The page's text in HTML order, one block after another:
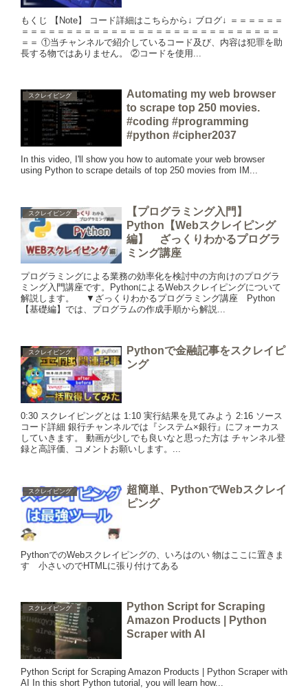
もくじ 【Note】 コード詳細はこちらから↓ ブログ↓ ＝＝＝＝＝＝
＝＝＝＝＝＝＝＝＝＝＝＝＝＝＝＝＝＝＝＝＝＝＝＝＝＝＝＝＝
＝＝ ①当チャンネルで紹介しているコード及び、内容は犯罪を助
長する物ではありません。 ②コードを使用...
スクレイピング
Automating my web browser
to scrape top 250 movies.
#coding #programming
#python #cipher2037
In this video, I'll show you how to automate your web browser
using Python to scrape details of top 250 movies from IM...
スクレイピング
【プログラミング入門】
Python【Webスクレイピング
編】 ざっくりわかるプログラ
ミング講座
プログラミングによる業務の効率化を検討中の方向けのプログラ
ミング入門講座です。PythonによるWebスクレイピングについて
解説します。 ▼ざっくりわかるプログラミング講座 Python
【基礎編】では、プログラムの作成手順から解説...
スクレイピング
Pythonで金融記事をスクレイピ
ング
0:30 スクレイピングとは 1:10 実行結果を見てみよう 2:16 ソース
コード詳細 銀行チャンネルでは『システム×銀行』にフォーカス
していきます。 動画が少しでも良いなと思った方は チャンネル登
録と高評価、コメントお願いします。...
スクレイピング
超簡単、PythonでWebスクレイ
ピング
PythonでのWebスクレイピングの、いろはのい 物はここに置きま
す 小さいのでHTMLに張り付けてある
スクレイピング
Python Script for Scraping
Amazon Products | Python
Scraper with AI
Python Script for Scraping Amazon Products | Python Scraper with
AI In this short Python tutorial, you will learn how...